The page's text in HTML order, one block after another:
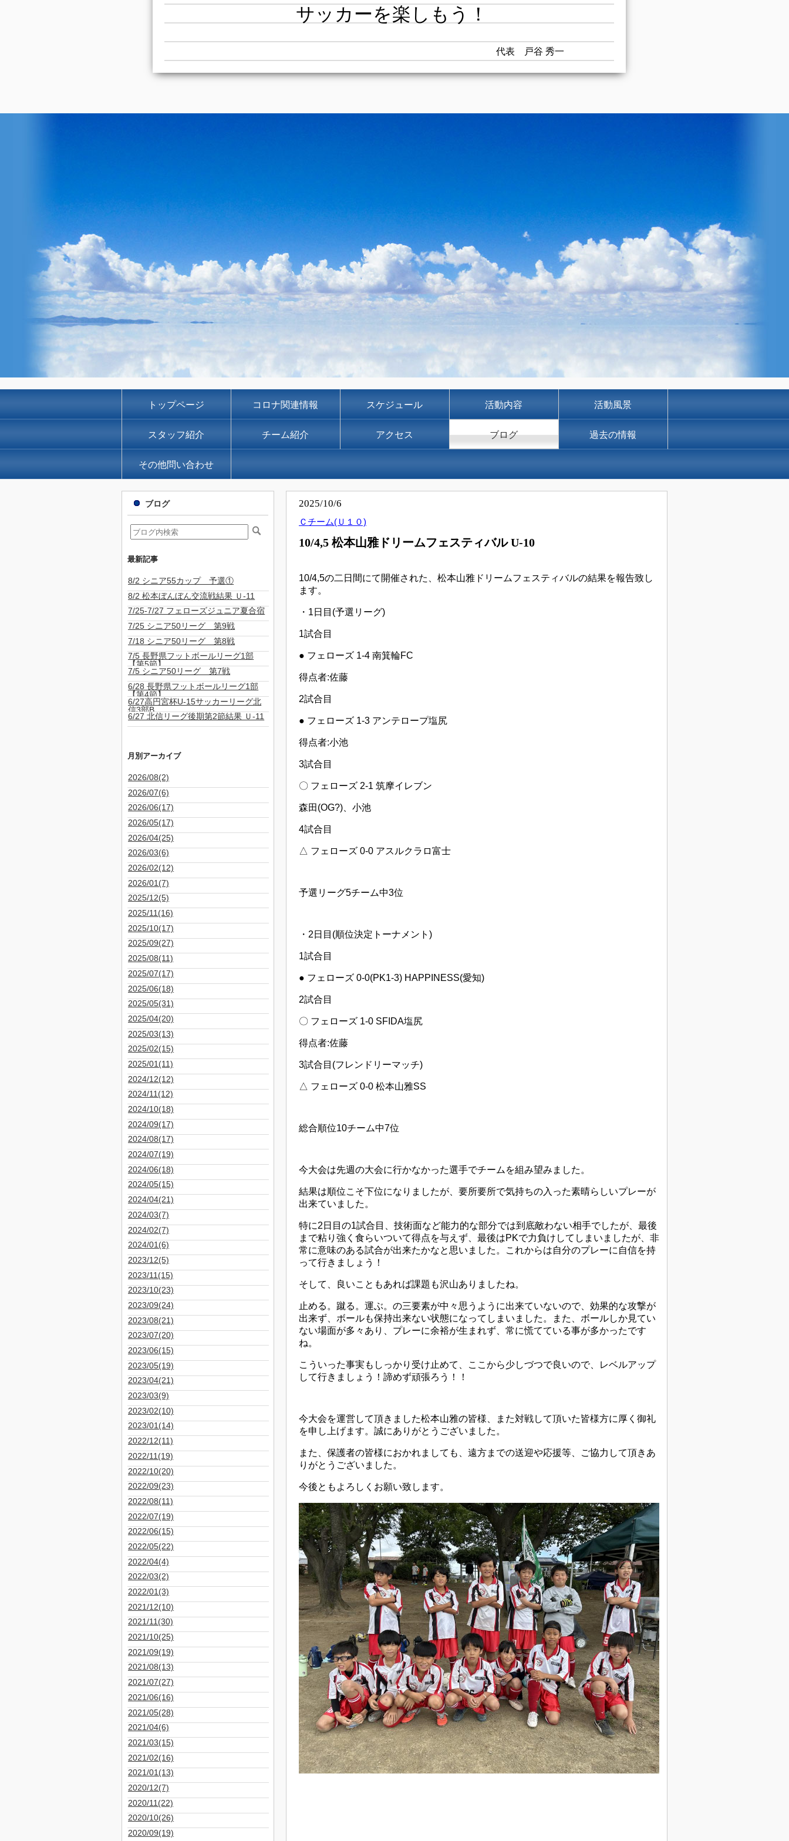
サッカーを楽しもう！
代表 戸谷 秀一
トップページ コロナ関連情報 スケジュール 活動内容 活動風景
スタッフ紹介 チーム紹介 アクセス ブログ 過去の情報
その他問い合わせ
2025/10/6
Ｃチーム(Ｕ１０)
10/4,5 松本山雅ドリームフェスティバル U-10
10/4,5の二日間にて開催された、松本山雅ドリームフェスティバルの結果を報告致し
ます。
・1日目(予選リーグ)
1試合目
● フェローズ 1-4 南箕輪FC
得点者:佐藤
2試合目
● フェローズ 1-3 アンテロープ塩尻
得点者:小池
3試合目
〇 フェローズ 2-1 筑摩イレブン
森田(OG?)、小池
4試合目
△ フェローズ 0-0 アスルクラロ富士
予選リーグ5チーム中3位
・2日目(順位決定トーナメント)
1試合目
● フェローズ 0-0(PK1-3) HAPPINESS(愛知)
2試合目
〇 フェローズ 1-0 SFIDA塩尻
得点者:佐藤
3試合目(フレンドリーマッチ)
△ フェローズ 0-0 松本山雅SS
総合順位10チーム中7位
今大会は先週の大会に行かなかった選手でチームを組み望みました。
結果は順位こそ下位になりましたが、要所要所で気持ちの入った素晴らしいプレーが
出来ていました。
特に2日目の1試合目、技術面など能力的な部分では到底敵わない相手でしたが、最後
まで粘り強く食らいついて得点を与えず、最後はPKで力負けしてしまいましたが、非
常に意味のある試合が出来たかなと思いました。これからは自分のプレーに自信を持
って行きましょう！
そして、良いこともあれば課題も沢山ありましたね。
止める。蹴る。運ぶ。の三要素が中々思うように出来ていないので、効果的な攻撃が
出来ず、ボールも保持出来ない状態になってしまいました。また、ボールしか見てい
ない場面が多々あり、プレーに余裕が生まれず、常に慌てている事が多かったです
ね。
こういった事実もしっかり受け止めて、ここから少しづつで良いので、レベルアップ
して行きましょう！諦めず頑張ろう！！
今大会を運営して頂きました松本山雅の皆様、また対戦して頂いた皆様方に厚く御礼
を申し上げます。誠にありがとうございました。
また、保護者の皆様におかれましても、遠方までの送迎や応援等、ご協力して頂きあ
りがとうございました。
今後ともよろしくお願い致します。
ブログ
最新記事
8/2 シニア55カップ 予選①
8/2 松本ぼんぼん交流戦結果 Ｕ-11
7/25-7/27 フェローズジュニア夏合宿
7/25 シニア50リーグ 第9戦
7/18 シニア50リーグ 第8戦
7/5 長野県フットボールリーグ1部
7/5 シニア50リーグ 第7戦
6/28 長野県フットボールリーグ1部
6/27高円宮杯U-15サッカーリーグ北
6/27 北信リーグ後期第2節結果 Ｕ-11
月別アーカイブ
2026/08(2)
2026/07(6)
2026/06(17)
2026/05(17)
2026/04(25)
2026/03(6)
2026/02(12)
2026/01(7)
2025/12(5)
2025/11(16)
2025/10(17)
2025/09(27)
2025/08(11)
2025/07(17)
2025/06(18)
2025/05(31)
2025/04(20)
2025/03(13)
2025/02(15)
2025/01(11)
2024/12(12)
2024/11(12)
2024/10(18)
2024/09(17)
2024/08(17)
2024/07(19)
2024/06(18)
2024/05(15)
2024/04(21)
2024/03(7)
2024/02(7)
2024/01(6)
2023/12(5)
2023/11(15)
2023/10(23)
2023/09(24)
2023/08(21)
2023/07(20)
2023/06(15)
2023/05(19)
2023/04(21)
2023/03(9)
2023/02(10)
2023/01(14)
2022/12(11)
2022/11(19)
2022/10(20)
2022/09(23)
2022/08(11)
2022/07(19)
2022/06(15)
2022/05(22)
2022/04(4)
2022/03(2)
2022/01(3)
2021/12(10)
2021/11(30)
2021/10(25)
2021/09(19)
2021/08(13)
2021/07(27)
2021/06(16)
2021/05(28)
2021/04(6)
2021/03(15)
2021/02(16)
2021/01(13)
2020/12(7)
2020/11(22)
2020/10(26)
2020/09(19)